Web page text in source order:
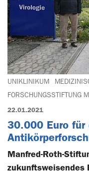
UNIKLINIKUM
FORSCHUNGSSTIFTUNG
22.01.2021
30.000 Euro für
Manfred-Roth-
zukunftsweisendes